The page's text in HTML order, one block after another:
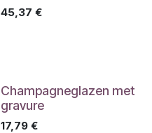
45,37 €
Champagneglazen met
gravure
17,79€